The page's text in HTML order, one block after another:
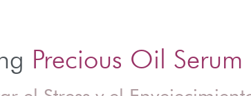
Precious Oil Serum